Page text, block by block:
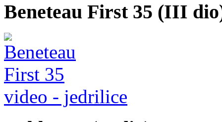
Beneteau First 35 (III
video - jedrilice